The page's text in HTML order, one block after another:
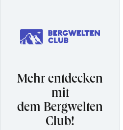
Mehr entdecken
mit
dem Bergwelten
Club!